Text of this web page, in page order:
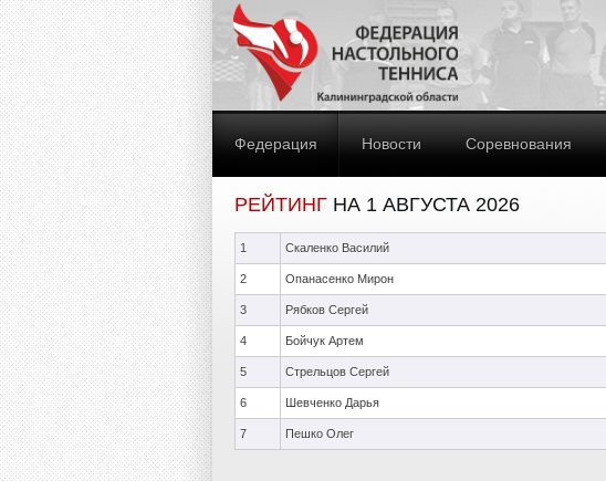
Федерация Новости Соревнования
РЕЙТИНГ НА 1 АВГУСТА 2026
1 Скаленко Василий
2 Опанасенко Мирон
3 Рябков Сергей
4 Бойчук Артем
5 Стрельцов Сергей
6 Шевченко Дарья
7 Пешко Олег